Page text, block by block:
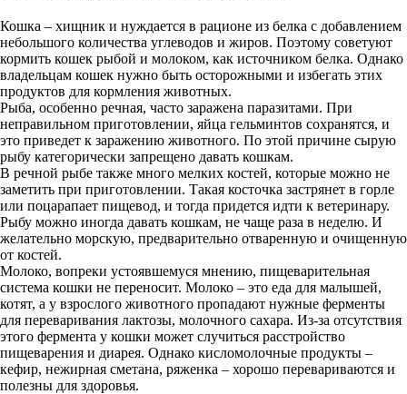
Кошка – хищник и нуждается в рационе из белка с добавлением
небольшого количества углеводов и жиров. Поэтому советуют
кормить кошек рыбой и молоком, как источником белка. Однако
владельцам кошек нужно быть осторожными и избегать этих
продуктов для кормления животных.
Рыба, особенно речная, часто заражена паразитами. При
неправильном приготовлении, яйца гельминтов сохранятся, и
это приведет к заражению животного. По этой причине сырую
рыбу категорически запрещено давать кошкам.
В речной рыбе также много мелких костей, которые можно не
заметить при приготовлении. Такая косточка застрянет в горле
или поцарапает пищевод, и тогда придется идти к ветеринару.
Рыбу можно иногда давать кошкам, не чаще раза в неделю. И
желательно морскую, предварительно отваренную и очищенную
от костей.
Молоко, вопреки устоявшемуся мнению, пищеварительная
система кошки не переносит. Молоко – это еда для малышей,
котят, а у взрослого животного пропадают нужные ферменты
для переваривания лактозы, молочного сахара. Из-за отсутствия
этого фермента у кошки может случиться расстройство
пищеварения и диарея. Однако кисломолочные продукты –
кефир, нежирная сметана, ряженка – хорошо перевариваются и
полезны для здоровья.